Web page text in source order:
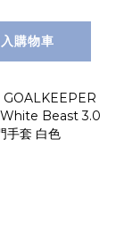
購物車